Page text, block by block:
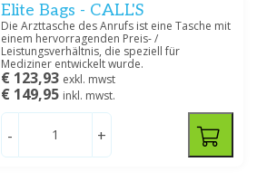
Elite Bags - CALL'S
Die Arzttasche des Anrufs ist eine Tasche mit
einem hervorragenden Preis- /
Leistungsverhältnis, die speziell für
Mediziner entwickelt wurde.
€ 123,93 exkl. mwst
€ 149,95 inkl. mwst.
- +